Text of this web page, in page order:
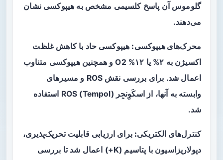
گلوموس آن پاسخ کلسیمی مشخص به هیپوکسی نشان
می‌دهند.
محرک‌های هیپوکسی: هیپوکسی حاد با کاهش غلظت
اکسیژن به ۲% یا ۱۲% O2 و همچنین هیپوکسی متناوب
اعمال شد. برای بررسی نقش ROS و مسیرهای
وابسته به آنها، از اسکَوِنجِر ROS (Tempol) استفاده
شد.
کنترل‌های الکتریکی: برای ارزیابی قابلیت تحریک‌پذیری،
دپولاریزاسیون با پتاسیم (K+) اعمال شد تا بررسی